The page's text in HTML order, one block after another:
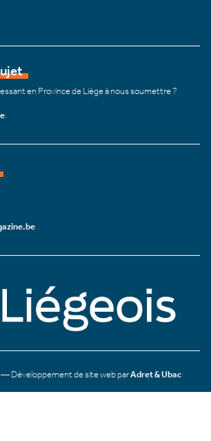
en Province de Liège à nous soumettre ?
Développement de site web parAdret & Ubac